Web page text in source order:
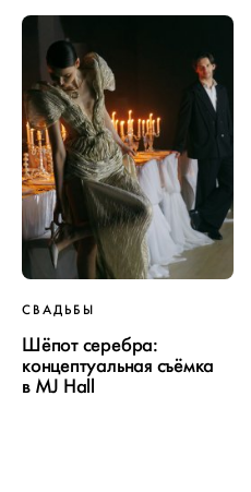
СВАДЬБЫ
Шёпот серебра:
концептуальная съёмка
в MJ Hall